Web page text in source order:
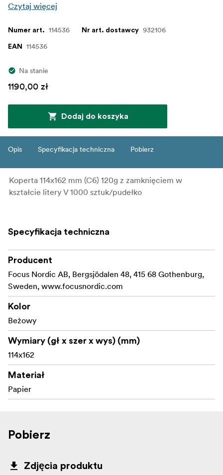
Czytaj więcej
Numer art. 114536 Nr art. dostawcy 932106
EAN 114536
Na stanie
1190,00 zł
Dodaj do koszyka
Opis Specyfikacja techniczna Pobierz
Koperta 114x162 mm (C6) 120g z zamknięciem w
kształcie litery V 1000 sztuk/pudełko
Specyfikacja techniczna
Producent
Focus Nordic AB, Bergsjödalen 48, 415 68 Gothenburg,
Sweden, www.focusnordic.com
Kolor
Beżowy
Wymiary (gł x szer x wys) (mm)
114x162
Materiał
Papier
Pobierz
Zdjęcia produktu